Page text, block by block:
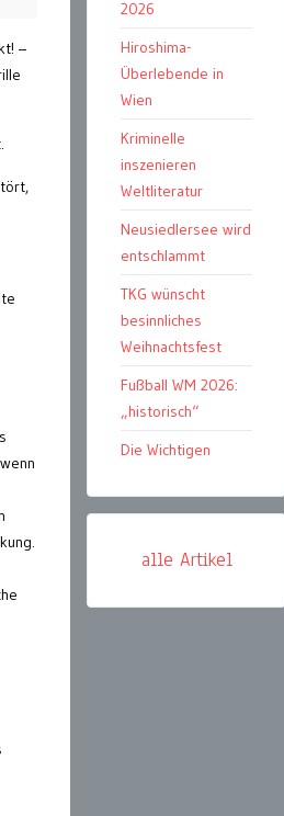
–
2026
Hiroshima-
Überlebende in
Wien
Kriminelle
inszenieren
Weltliteratur
Neusiedlersee wird
entschlammt
TKG wünscht
besinnliches
Weihnachtsfest
Fußball WM 2026:
„historisch“
Die Wichtigen
alle Artikel